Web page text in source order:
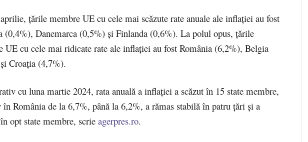
ţările membre UE cu cele mai scăzute rate anuale ale inflaţiei au fost
(0,4%), Danemarca (0,5%) şi Finlanda (0,6%). La polul opus, ţările
UE cu cele mai ridicate rate ale inflaţiei au fost România (6,2%), Belgia
Croaţia (4,7%).
cu luna martie 2024, rata anuală a inflaţiei a scăzut în 15 state membre,
România de la 6,7%, până la 6,2%, a rămas stabilă în patru ţări şi a
opt state membre, scrie agerpres.ro.